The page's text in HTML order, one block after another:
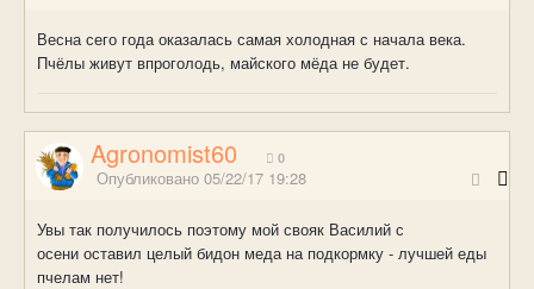
Весна сего года оказалась самая холодная с начала века.
Пчёлы живут впроголодь, майского мёда не будет.
Agronomist60 0
Опубликовано 05/22/17 19:28
Увы так получилось поэтому мой свояк Василий с
осени оставил целый бидон меда на подкормку - лучшей еды
пчелам нет!